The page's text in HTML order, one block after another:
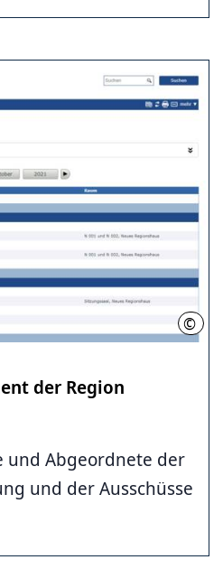
© RH
der Region
und Abgeordnete der
und der Ausschüsse